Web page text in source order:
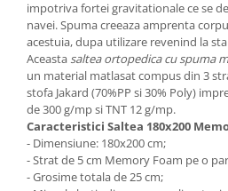
impotriva fortei gravitationale ce se
navei. Spuma creeaza amprenta
acestuia, dupa utilizare revenind la
Aceasta saltea ortopedica cu spuma
un material matlasat compus din 3
stofa Jakard (70%PP si 30% Poly)
de 300 g/mp si TNT 12 g/mp.
Caracteristici Saltea 180x200
- Dimensiune: 180x200 cm;
- Strat de 5 cm Memory Foam pe o
- Grosime totala de 25 cm;